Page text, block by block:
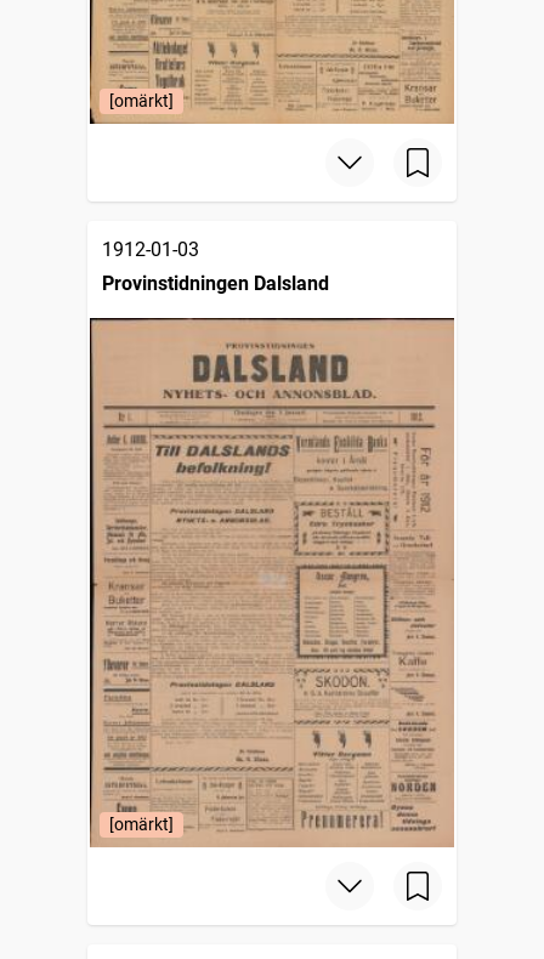
[omärkt]
1912-01-03
Provinstidningen Dalsland
[omärkt]